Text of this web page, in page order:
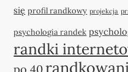
się profil randkowy projekcja
psychologia randek
randki